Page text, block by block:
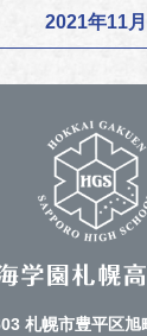
2021年11月
札幌市豊平区旭